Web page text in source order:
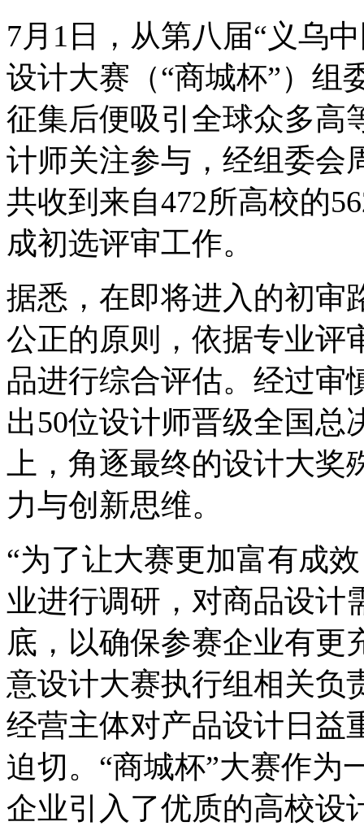
7月1日，从第八届“义乌
设计大赛（“商城杯”）组
征集后便吸引全球众多高
计师关注参与，经组委会
共收到来自472所高校的
成初选评审工作。
据悉，在即将进入的初审
公正的原则，依据专业评
品进行综合评估。经过审
出50位设计师晋级全国总
上，角逐最终的设计大
力与创新思维。
“为了让大赛更加富有成
业进行调研，对商品设计
底，以确保参赛企业有更
意设计大赛执行组相关负
经营主体对产品设计日益
迫切。“商城杯”大赛作为
企业引入了优质的高校设